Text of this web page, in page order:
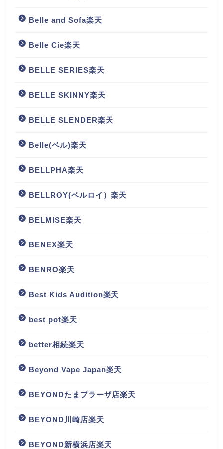
Belle and Sofa楽天
Belle Cie楽天
BELLE SERIES楽天
BELLE SKINNY楽天
BELLE SLENDER楽天
Belle(ベル)楽天
BELLPHA楽天
BELLROY(ベルロイ）楽天
BELMISE楽天
BENEX楽天
BENRO楽天
Best Kids Audition楽天
best pot楽天
better相続楽天
Beyond Vape Japan楽天
BEYONDたまプラーザ店楽天
BEYOND川崎店楽天
BEYOND新横浜店楽天